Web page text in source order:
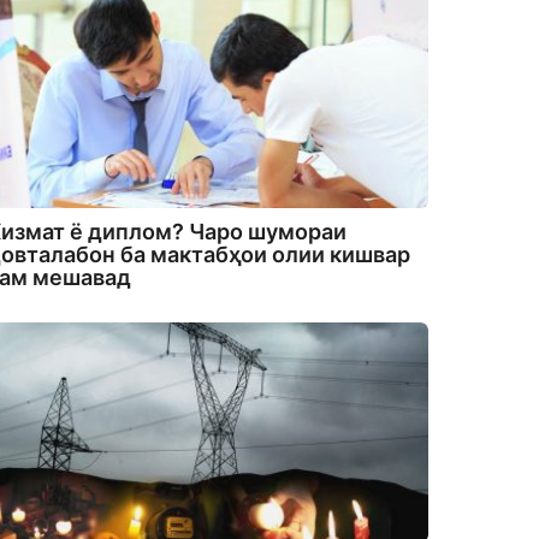
ё диплом? Чаро шумораи
ба мактабҳои олии кишвар
мешавад